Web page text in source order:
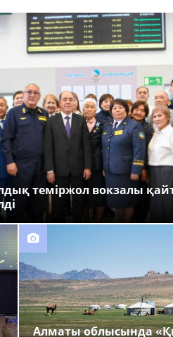
теміржол вокзалы
Алматы облысында